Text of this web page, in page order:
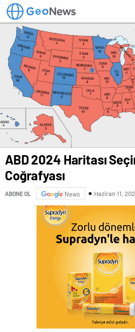
ABD 2024 Haritası
Coğrafyası
ABONE OL News Haziran 11,